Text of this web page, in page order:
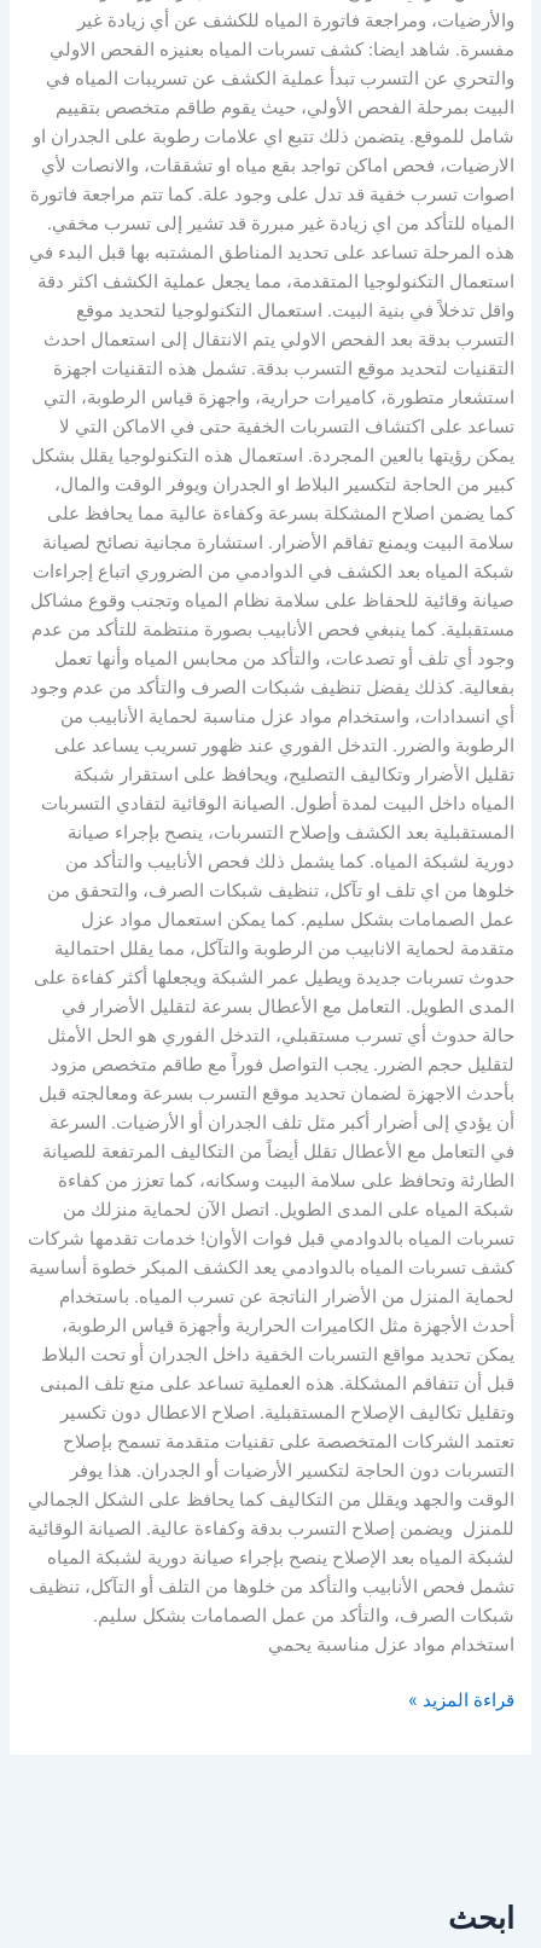
والأرضيات، ومراجعة فاتورة المياه للكشف عن أي زيادة غير
مفسرة. شاهد ايضا: كشف تسربات المياه بعنيزه الفحص الاولي
والتحري عن التسرب تبدأ عملية الكشف عن تسريبات المياه في
البيت بمرحلة الفحص الأولي، حيث يقوم طاقم متخصص بتقييم
شامل للموقع. يتضمن ذلك تتبع اي علامات رطوبة على الجدران او
الارضيات، فحص اماكن تواجد بقع مياه او تشققات، والانصات لأي
اصوات تسرب خفية قد تدل على وجود علة. كما تتم مراجعة فاتورة
المياه للتأكد من اي زيادة غير مبررة قد تشير إلى تسرب مخفي.
هذه المرحلة تساعد على تحديد المناطق المشتبه بها قبل البدء في
استعمال التكنولوجيا المتقدمة، مما يجعل عملية الكشف اكثر دقة
واقل تدخلاً في بنية البيت. استعمال التكنولوجيا لتحديد موقع
التسرب بدقة بعد الفحص الاولي يتم الانتقال إلى استعمال احدث
التقنيات لتحديد موقع التسرب بدقة. تشمل هذه التقنيات اجهزة
استشعار متطورة، كاميرات حرارية، واجهزة قياس الرطوبة، التي
تساعد على اكتشاف التسربات الخفية حتى في الاماكن التي لا
يمكن رؤيتها بالعين المجردة. استعمال هذه التكنولوجيا يقلل بشكل
كبير من الحاجة لتكسير البلاط او الجدران ويوفر الوقت والمال،
كما يضمن اصلاح المشكلة بسرعة وكفاءة عالية مما يحافظ على
سلامة البيت ويمنع تفاقم الأضرار. استشارة مجانية نصائح لصيانة
شبكة المياه بعد الكشف في الدوادمي من الضروري اتباع إجراءات
صيانة وقائية للحفاظ على سلامة نظام المياه وتجنب وقوع مشاكل
مستقبلية. كما ينبغي فحص الأنابيب بصورة منتظمة للتأكد من عدم
وجود أي تلف أو تصدعات، والتأكد من محابس المياه وأنها تعمل
بفعالية. كذلك يفضل تنظيف شبكات الصرف والتأكد من عدم وجود
أي انسدادات، واستخدام مواد عزل مناسبة لحماية الأنابيب من
الرطوبة والضرر. التدخل الفوري عند ظهور تسريب يساعد على
تقليل الأضرار وتكاليف التصليح، ويحافظ على استقرار شبكة
المياه داخل البيت لمدة أطول. الصيانة الوقائية لتفادي التسربات
المستقبلية بعد الكشف وإصلاح التسربات، ينصح بإجراء صيانة
دورية لشبكة المياه. كما يشمل ذلك فحص الأنابيب والتأكد من
خلوها من اي تلف او تآكل، تنظيف شبكات الصرف، والتحقق من
عمل الصمامات بشكل سليم. كما يمكن استعمال مواد عزل
متقدمة لحماية الانابيب من الرطوبة والتآكل، مما يقلل احتمالية
حدوث تسربات جديدة ويطيل عمر الشبكة ويجعلها أكثر كفاءة على
المدى الطويل. التعامل مع الأعطال بسرعة لتقليل الأضرار في
حالة حدوث أي تسرب مستقبلي، التدخل الفوري هو الحل الأمثل
لتقليل حجم الضرر. يجب التواصل فوراً مع طاقم متخصص مزود
بأحدث الاجهزة لضمان تحديد موقع التسرب بسرعة ومعالجته قبل
أن يؤدي إلى أضرار أكبر مثل تلف الجدران أو الأرضيات. السرعة
في التعامل مع الأعطال تقلل أيضاً من التكاليف المرتفعة للصيانة
الطارئة وتحافظ على سلامة البيت وسكانه، كما تعزز من كفاءة
شبكة المياه على المدى الطويل. اتصل الآن لحماية منزلك من
تسربات المياه بالدوادمي قبل فوات الأوان! خدمات تقدمها شركات
كشف تسربات المياه بالدوادمي يعد الكشف المبكر خطوة أساسية
لحماية المنزل من الأضرار الناتجة عن تسرب المياه. باستخدام
أحدث الأجهزة مثل الكاميرات الحرارية وأجهزة قياس الرطوبة،
يمكن تحديد مواقع التسربات الخفية داخل الجدران أو تحت البلاط
قبل أن تتفاقم المشكلة. هذه العملية تساعد على منع تلف المبنى
وتقليل تكاليف الإصلاح المستقبلية. اصلاح الاعطال دون تكسير
تعتمد الشركات المتخصصة على تقنيات متقدمة تسمح بإصلاح
التسربات دون الحاجة لتكسير الأرضيات أو الجدران. هذا يوفر
الوقت والجهد ويقلل من التكاليف كما يحافظ على الشكل الجمالي
للمنزل ويضمن إصلاح التسرب بدقة وكفاءة عالية. الصيانة الوقائية
لشبكة المياه بعد الإصلاح ينصح بإجراء صيانة دورية لشبكة المياه
تشمل فحص الأنابيب والتأكد من خلوها من التلف أو التآكل، تنظيف
شبكات الصرف، والتأكد من عمل الصمامات بشكل سليم.
استخدام مواد عزل مناسبة يحمي
قراءة المزيد »
ابحث